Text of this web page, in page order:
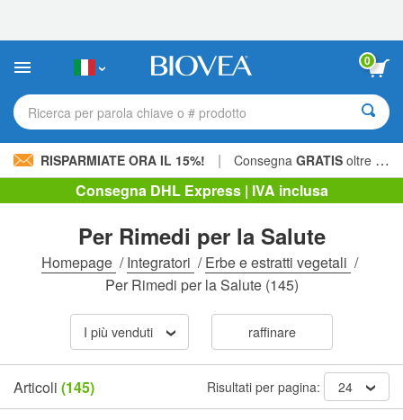
sito
include
sistema
0
Ricerca per parola chiave o # prodotto
RISPARMIATE ORA IL 15%! | Consegna GRATIS oltre 60,00 € »
Consegna DHL Express | IVA inclusa
Per Rimedi per la Salute
Homepage /Integratori /Erbe e estratti vegetali /
Per Rimedi per la Salute(145)
I più venduti raffinare
Articoli (145) Risultati per pagina: 24